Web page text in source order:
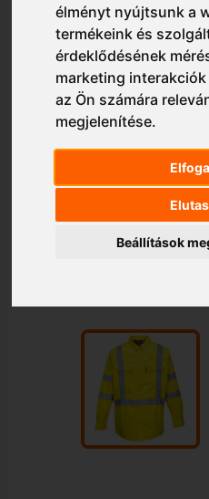
élményt nyújtsunk a
termékeink és
érdeklődésének
marketing
az Ön számára
megjelenítése.
Beállítások